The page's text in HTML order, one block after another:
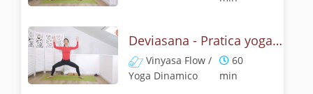
Deviasana - Pratica yoga con la tecnica della posizione della Dea
Vinyasa Flow /
Yoga Dinamico
60
min